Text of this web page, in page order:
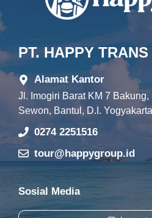
PT. HAPPY TRANS
Alamat Kantor
Jl. Imogiri Barat KM 7
Sewon, Bantul, D.I.
0274 2251516
tour@happygroup.id
Sosial Media